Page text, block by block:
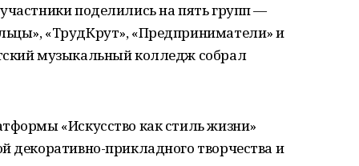
поделились на пять групп —
«ТрудКрут», «Предприниматели» и
музыкальный колледж собрал
«Искусство как стиль жизни»
декоративно-прикладного творчества и